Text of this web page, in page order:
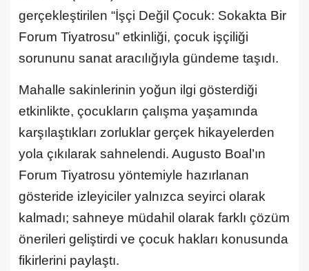
gerçekleştirilen “İşçi Değil Çocuk: Sokakta Bir
Forum Tiyatrosu” etkinliği, çocuk işçiliği
sorununu sanat aracılığıyla gündeme taşıdı.
Mahalle sakinlerinin yoğun ilgi gösterdiği
etkinlikte, çocukların çalışma yaşamında
karşılaştıkları zorluklar gerçek hikayelerden
yola çıkılarak sahnelendi. Augusto Boal’ın
Forum Tiyatrosu yöntemiyle hazırlanan
gösteride izleyiciler yalnızca seyirci olarak
kalmadı; sahneye müdahil olarak farklı çözüm
önerileri geliştirdi ve çocuk hakları konusunda
fikirlerini paylaştı.